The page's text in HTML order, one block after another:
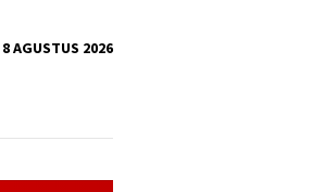
AGUSTUS 2026